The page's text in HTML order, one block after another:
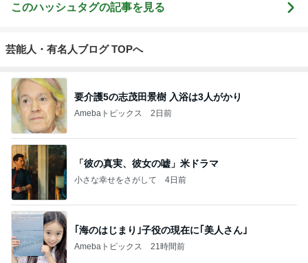
このハッシュタグの記事を見る
芸能人・有名人ブログ TOPへ
要介護5の志茂田景樹 入浴は3人がかり
Amebaトピックス 2日前
「彼の真実、彼女の嘘」米ドラマ
小さな幸せをさがして 4日前
｢海のはじまり｣子役の現在に｢美人さん｣
Amebaトピックス 21時間前